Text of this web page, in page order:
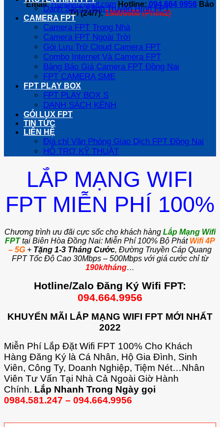
Email: Hungvn2@fpt.com Hotline: 094 664 9956 Bảo
Trì (24/7):19006600 (Phím2)
Danh Sách Kênh Truyền Hình FPT
CAMERA FPT
Camera FPT Trong Nhà
Camera FPT Ngoài Trời
Gói Lưu Trữ Cloud Camera FPT
Combo Internet Và Camera FPT
Bảng Báo Giá Camera FPT Đồng Nai
FPT CAMERA SME
FPT PLAY BOX
FPT PLAY BOX S
DANH SÁCH KÊNH
GÓI LUX FPT
TIN TỨC
LIÊN HỆ
Địa chỉ Văn Phòng Giao Dịch FPT Đồng Nai
HỖ TRỢ KỸ THUẬT
LẮP MẠNG WIFI
FPT MIỄN PHÍ 100%
Chương trình ưu đãi cực sốc cho khách hàng Lắp Mạng Wifi
FPTtại Biên Hòa Đồng Nai: Miễn Phí 100% Bộ Phát Wifi 4P
– 5G + Tặng 1-3 Tháng Cước, Đường Truyền Cáp Quang
FPT Tốc Độ Cao 30Mbps – 500Mbps với giá cước chỉ từ
190k/tháng…
Hotline/Zalo Đăng Ký Wifi FPT:
094.664.9956
KHUYẾN MÃI LẮP MẠNG WIFI FPT MỚI NHẤT
2022
Miễn Phí Lắp Đặt Wifi FPT 100% Cho Khách
Hàng Đăng Ký là Cá Nhân, Hộ Gia Đình, Sinh
Viên, Công Ty, Doanh Nghiệp, Tiệm Nét…Nhân
Viên Tư Vấn Tại Nhà Cả Ngoài Giờ Hành
Chính. Lắp Nhanh Trong Ngày gọi
0984.581.247 – 094.664.9956